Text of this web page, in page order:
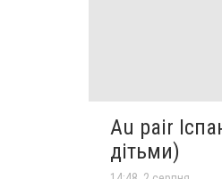
Au pair
дітьми)